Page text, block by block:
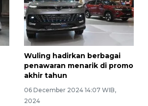
Wuling hadirkan berbagai
penawaran menarik di promo
akhir tahun
06 December 2024 14:07 WIB,
2024